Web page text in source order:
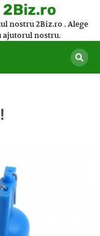
nostru 2Biz.ro . Alege
ajutorul nostru.